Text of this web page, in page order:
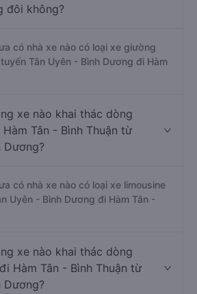
đôi không?
có nhà xe nào có loại xe giường
Tân Uyên - Bình Dương đi Hàm
xe nào khai thác dòng
Tân - Bình Thuận từ
Dương?
có nhà xe nào có loại xe limousine
Uyên - Bình Dương đi Hàm Tân -
xe nào khai thác dòng
Hàm Tân - Bình Thuận từ
Dương?